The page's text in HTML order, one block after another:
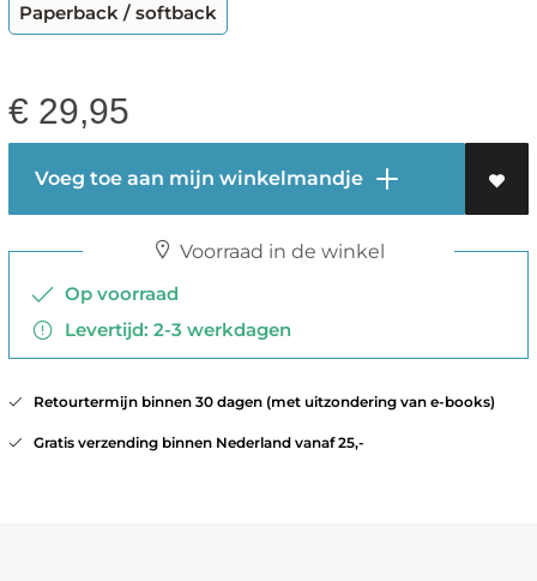
Paperback / softback
€ 29,95
Voeg toe aan mijn winkelmandje
Voorraad in de winkel
Op voorraad
Levertijd: 2-3 werkdagen
Retourtermijn binnen 30 dagen (met uitzondering van e-books)
Gratis verzending binnen Nederland vanaf 25,-